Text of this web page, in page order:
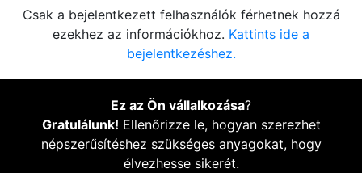
Csak a bejelentkezett felhasználók férhetnek hozzá
ezekhez az információkhoz. Kattints ide a
bejelentkezéshez.
Ez az Ön vállalkozása?
Gratulálunk! Ellenőrizze le, hogyan szerezhet
népszerűsítéshez szükséges anyagokat, hogy
élvezhesse sikerét.